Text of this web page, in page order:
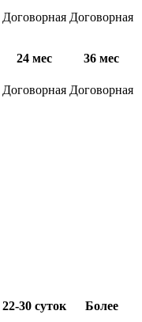
Договорная Договорная
24 мес
36 мес
Договорная Договорная
22-30 суток Более